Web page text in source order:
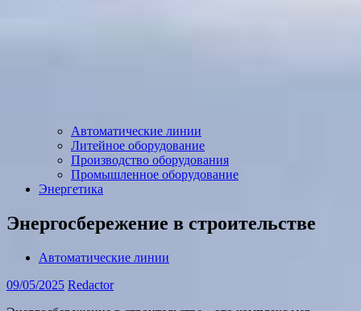
Автоматические линии
Литейное оборудование
Производство оборудования
Промышленное оборудование
Энергетика
Энергосбережение в строительстве
Автоматические линии
09/05/2025 Redactor